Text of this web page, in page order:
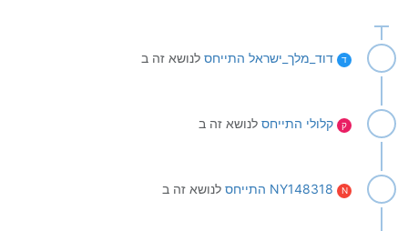
ד דוד_מלך_ישראל התייחס לנושא זה ב
ק קלולי התייחס לנושא זה ב
N
NY148318 התייחס לנושא זה ב